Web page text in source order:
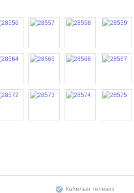
Кабелын телевиз